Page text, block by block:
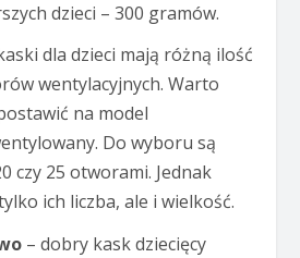
dzieci – 300 gramów.
dla dzieci mają różną ilość
wentylacyjnych. Warto
na model
Do wyboru są
czy 25 otworami. Jednak
ich liczba, ale i wielkość.
– dobry kask dziecięcy